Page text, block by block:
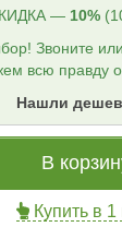
— 10%
Звоните
всю правду
Нашли
В
Купить в 1